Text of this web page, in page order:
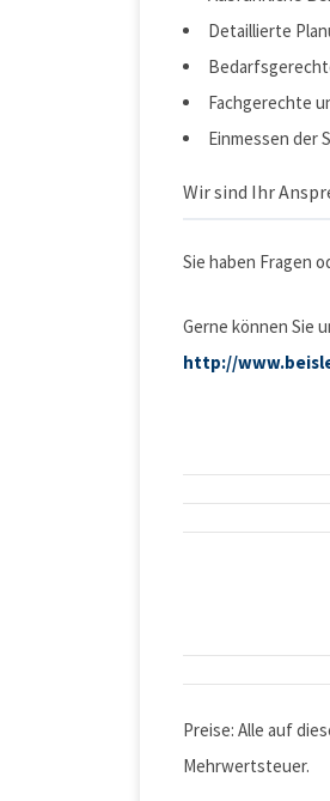
Detaillierte
Fachgerechte
Einmessen der
Wir sind Ihr
Sie haben Fragen
Gerne können Sie
http://
Preise: Alle auf
Mehrwertsteuer.